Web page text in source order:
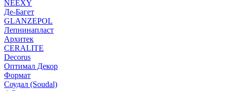
NEEXY
Де-Багет
GLANZEPOL
Лепнинапласт
Архитек
CERALITE
Decorus
Оптимал Декор
Формат
Соудал (Soudal)